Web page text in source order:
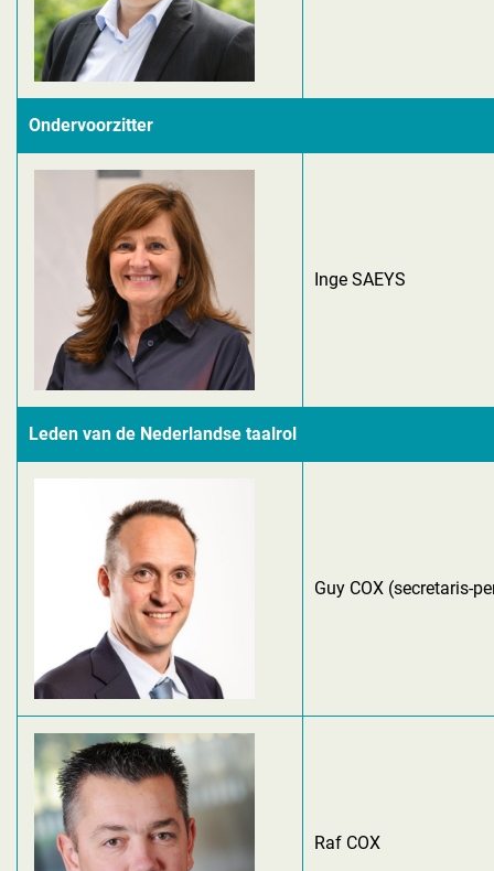
Ondervoorzitter
Inge SAEYS
Leden van de Nederlandse taalrol
Guy COX (secretaris-
Raf COX